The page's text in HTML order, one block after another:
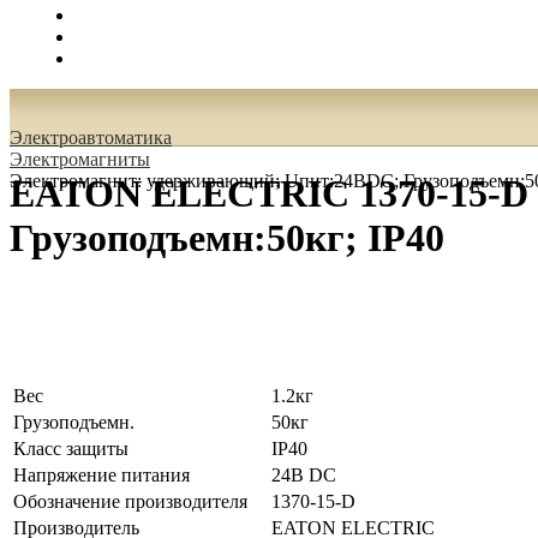
Электроавтоматика
Электромагниты
Электромагнит: удерживающий; Uпит:24ВDC;
EATON ELECTRIC 1370-15-
Грузоподъемн:50кг; IP40
Вес
1.2кг
Грузоподъемн.
50кг
Класс защиты
IP40
Напряжение питания
24В DC
Обозначение производителя
1370-15-D
Производитель
EATON ELECTRIC